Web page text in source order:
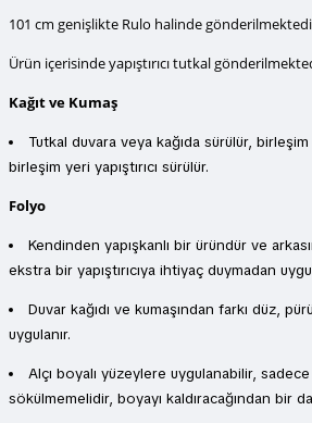
101 cm genişlikte Rulo halinde
Ürün içerisinde yapıştırıcı tutkal
Kağıt ve Kumaş
Tutkal duvara veya kağıda sürülür, birleşim
birleşim yeri yapıştırıcı sürülür.
Folyo
Kendinden yapışkanlı bir üründür ve
ekstra bir yapıştırıcıya ihtiyaç duymadan
Duvar kağıdı ve kumaşından farkı düz,
uygulanır.
Alçı boyalı yüzeylere uygulanabilir, sadece
sökülmemelidir, boyayı kaldıracağından bir